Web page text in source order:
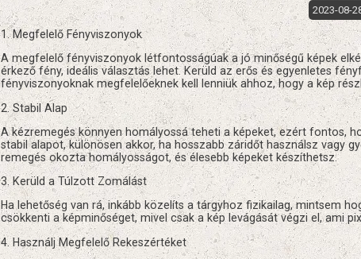
2023-08-
1. Megfelelő Fényviszonyok
A megfelelő fényviszonyok létfontosságúak a jó minőségű képek
érkező fény, ideális választás lehet. Kerüld az erős és egyenletes
fényviszonyoknak megfelelőeknek kell lenniük ahhoz, hogy a kép
2. Stabil Alap
A kézremegés könnyen homályossá teheti a képeket, ezért fontos,
stabil alapot, különösen akkor, ha hosszabb záridőt használsz vagy
remegés okozta homályosságot, és élesebb képeket készíthetsz.
3. Kerüld a Túlzott Zomálást
Ha lehetőség van rá, inkább közelíts a tárgyhoz fizikailag, mintsem
csökkenti a képminőséget, mivel csak a kép levágását végzi el, ami
4. Használj Megfelelő Rekeszértéket